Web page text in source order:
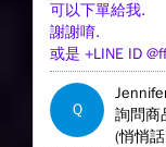
可以下單給我.
謝謝唷.
或是 +LINE ID
Q 詢問商
(悄悄